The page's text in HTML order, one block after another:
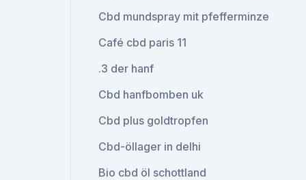
Cbd mundspray mit pfefferminze
Café cbd paris 11
.3 der hanf
Cbd hanfbomben uk
Cbd plus goldtropfen
Cbd-öllager in delhi
Bio cbd öl schottland